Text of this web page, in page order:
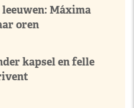
Máxima
oren
kapsel en felle